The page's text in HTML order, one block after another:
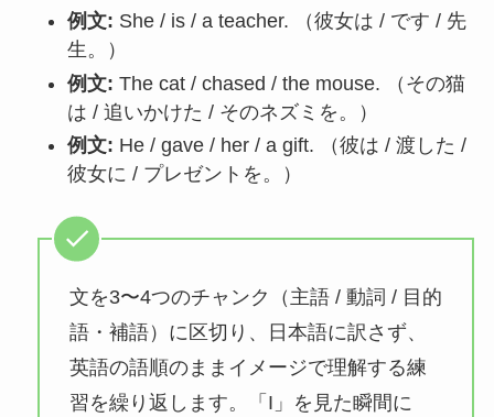
例文: She / is / a teacher. （彼女は / です / 先
生。）
例文: The cat / chased / the mouse. （その猫
は / 追いかけた / そのネズミを。）
例文: He / gave / her / a gift. （彼は / 渡した /
彼女に / プレゼントを。）
文を3〜4つのチャンク（主語 / 動詞 / 目的
語・補語）に区切り、日本語に訳さず、
英語の語順のままイメージで理解する練
習を繰り返します。「I」を見た瞬間に